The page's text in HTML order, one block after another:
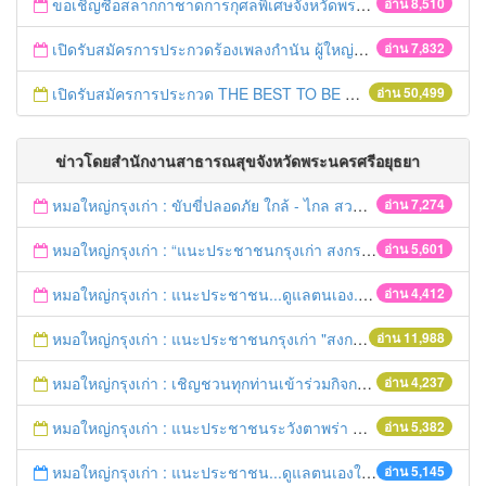
ขอเชิญซื้อสลากกาชาดการกุศลพิเศษจังหวัดพระนครศรีอยุธยา 2560
อ่าน 7,832
เปิดรับสมัครการประกวดร้องเพลงกำนัน ผู้ใหญ่บ้าน ฯลฯ
อ่าน 50,499
เปิดรับสมัครการประกวด THE BEST TO BE NUMBER ONE
ข่าวโดยสำนักงานสาธารณสุขจังหวัดพระนครศรีอยุธยา
อ่าน 7,274
หมอใหญ่กรุงเก่า : ขับขี่ปลอดภัย ใกล้ - ไกล สวมหมวกนิรภัย
อ่าน 5,601
หมอใหญ่กรุงเก่า : “แนะประชาชนกรุงเก่า สงกรานต์ร่วมขับขี่ปลอดภัย
อ่าน 4,412
หมอใหญ่กรุงเก่า : แนะประชาชน...ดูแลตนเอง...“รับมือภัยแล้ง”
อ่าน 11,988
หมอใหญ่กรุงเก่า : แนะประชาชนกรุงเก่า "สงกรานต์ขับขี่ปลอดภัย"
อ่าน 4,237
หมอใหญ่กรุงเก่า : เชิญชวนทุกท่านเข้าร่วมกิจกรรมวิ่งเพื่อสุขภาพ 7เมษายนนี้ 5โมงเย็น
อ่าน 5,382
หมอใหญ่กรุงเก่า : แนะประชาชนระวังตาพร่า ปวดศีรษะ ชาครึ่งซีก เสี่ยงอัมพฤกษ์ อัมพาต
อ่าน 5,145
หมอใหญ่กรุงเก่า : แนะประชาชน...ดูแลตนเองให้ห่างไกลโรค...ในช่วงฤดูร้อน